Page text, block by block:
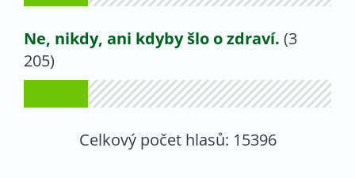
Ne, nikdy, ani kdyby šlo o zdraví. (3
205)
Celkový počet hlasů: 15396